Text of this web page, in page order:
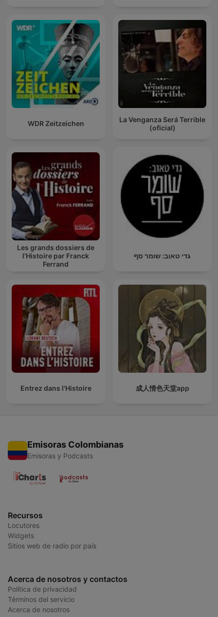
WDR Zeitzeichen
La Venganza Será Terrible
(oficial)
Les grands dossiers de
l'Histoire par Franck
Ferrand
גדי טאוב: שומר סף
Entrez dans l'Histoire 成人情色天堂app
Emisoras Colombianas
Emisoras y Podcasts
Recursos
Locutores
Widgets
Sitios web de radio por país
Acerca de nosotros y contactos
Política de privacidad
Términos del servicio
Acerca de nosotros